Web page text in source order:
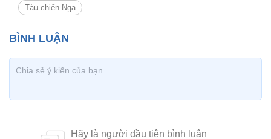
Tàu chiến Nga